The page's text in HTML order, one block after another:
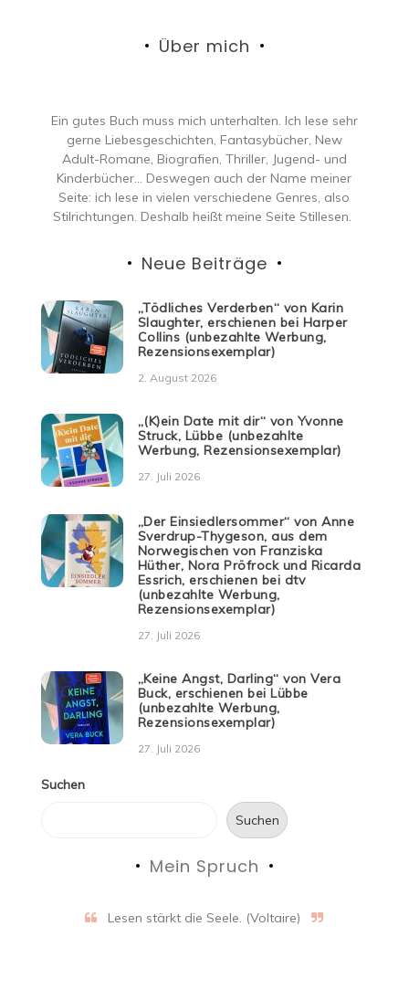
Über mich
Ein gutes Buch muss mich unterhalten. Ich lese sehr
gerne Liebesgeschichten, Fantasybücher, New
Adult-Romane, Biografien, Thriller, Jugend- und
Kinderbücher… Deswegen auch der Name meiner
Seite: ich lese in vielen verschiedene Genres, also
Stilrichtungen. Deshalb heißt meine Seite Stillesen.
Neue Beiträge
„Tödliches Verderben“ von Karin
Slaughter, erschienen bei Harper
Collins (unbezahlte Werbung,
Rezensionsexemplar)
2. August 2026
„(K)ein Date mit dir“ von Yvonne
Struck, Lübbe (unbezahlte
Werbung, Rezensionsexemplar)
27. Juli 2026
„Der Einsiedlersommer“ von Anne
Sverdrup-Thygeson, aus dem
Norwegischen von Franziska
Hüther, Nora Pröfrock und Ricarda
Essrich, erschienen bei dtv
(unbezahlte Werbung,
Rezensionsexemplar)
27. Juli 2026
„Keine Angst, Darling“ von Vera
Buck, erschienen bei Lübbe
(unbezahlte Werbung,
Rezensionsexemplar)
27. Juli 2026
Suchen
Suchen
Mein Spruch
Lesen stärkt die Seele. (Voltaire)